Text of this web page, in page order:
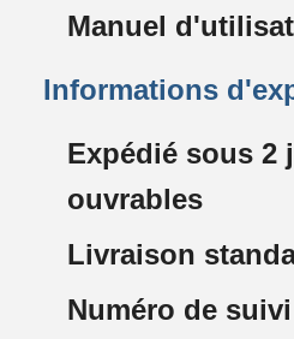
Manuel
Informations
Expédié sous 2
ouvrables
Livraison
Numéro de